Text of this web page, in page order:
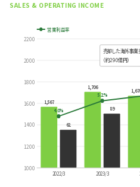
SALES & OPERATING INCOME
1000
1200
1400
1600
1800
2000
2200
1,567
62
2022/3
1,706
89
2023/3
売却した海外事業
（約290億円）
4.0%
5.2%
営業利益率